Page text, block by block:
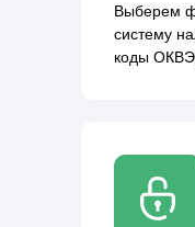
Выберем
систему
коды